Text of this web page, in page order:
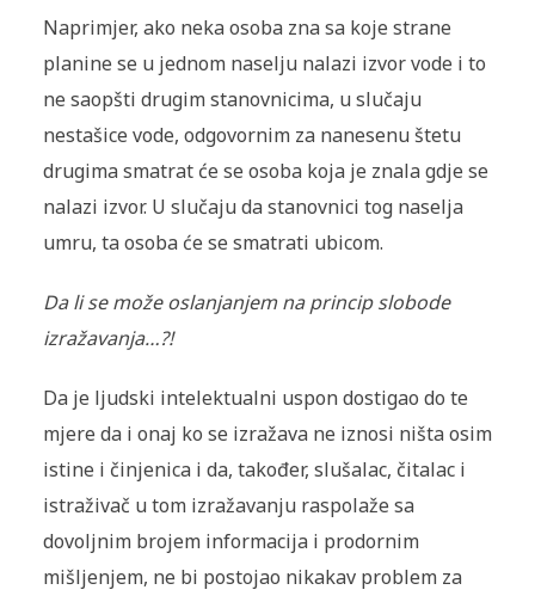
Naprimjer, ako neka osoba zna sa koje strane
planine se u jednom naselju nalazi izvor vode i to
ne saopšti drugim stanovnicima, u slučaju
nestašice vode, odgovornim za nanesenu štetu
drugima smatrat će se osoba koja je znala gdje se
nalazi izvor. U slučaju da stanovnici tog naselja
umru, ta osoba će se smatrati ubicom.
Da li se može oslanjanjem na princip slobode
izražavanja…?!
Da je ljudski intelektualni uspon dostigao do te
mjere da i onaj ko se izražava ne iznosi ništa osim
istine i činjenica i da, također, slušalac, čitalac i
istraživač u tom izražavanju raspolaže sa
dovoljnim brojem informacija i prodornim
mišljenjem, ne bi postojao nikakav problem za